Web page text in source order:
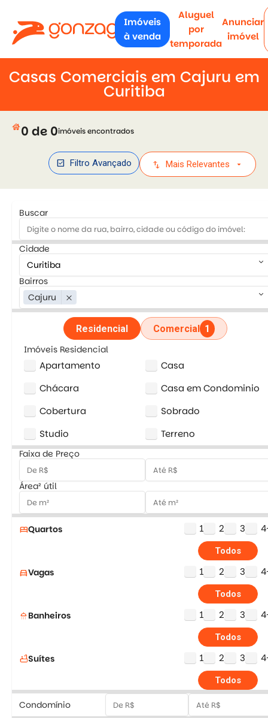
Imóveis
à venda
Aluguel
por
temporada
Anunciar
imóvel
Casas Comerciais em Cajuru em
Curitiba
house0 de 0imóveis encontrados
check_box Filtro Avançado swap_vert Mais Relevantes arrow_drop_down
Buscar
Cidade
keyboard_arrow_down
Bairros
Cajuru
close keyboard_arrow_down
Residencial Comercial 1
Imóveis Residencial
Apartamento
Casa
Chácara
Casa em Condominio
Cobertura
Sobrado
Studio
Terreno
Faixa de Preço
Área² útil
bedQuartos 1 2 3
Todos
directions_carVagas 1 2 3
Todos
shower Banheiros 1 2 3
Todos
bathtubSuítes 1 2 3
Todos
Condomínio